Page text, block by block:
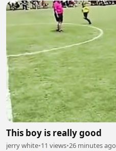
This boy is really good
jerry white•11 views•26 minutes ago